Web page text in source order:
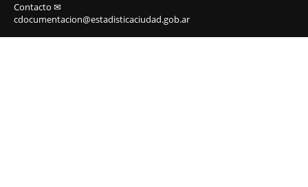
Contacto ✉
cdocumentacion@estadisticaciudad.gob.ar